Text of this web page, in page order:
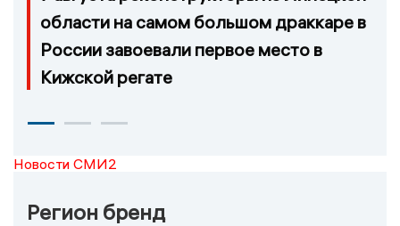
области на самом большом драккаре в
России завоевали первое место в
Кижской регате
Новости СМИ2
Регион бренд